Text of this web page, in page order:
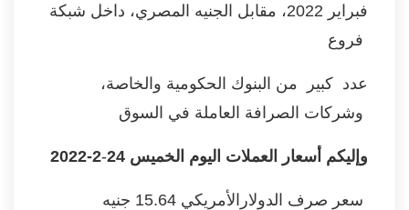
فبراير 2022، مقابل الجنيه المصري، داخل شبكة
عدد كبير من البنوك الحكومية والخاصة،
وشركات الصرافة العاملة في السو
وإليكم أسعار العملات اليوم الخميس 24 -
2-2022
سعر صرف الدولارالأمريكي 15.64 جنيه